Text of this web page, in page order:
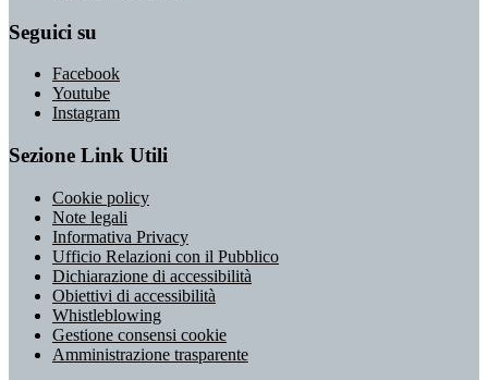
Seguici su
Facebook
Youtube
Instagram
Sezione Link Utili
Cookie policy
Note legali
Informativa Privacy
Ufficio Relazioni con il Pubblico
Dichiarazione di accessibilità
Obiettivi di accessibilità
Whistleblowing
Gestione consensi cookie
Amministrazione trasparente